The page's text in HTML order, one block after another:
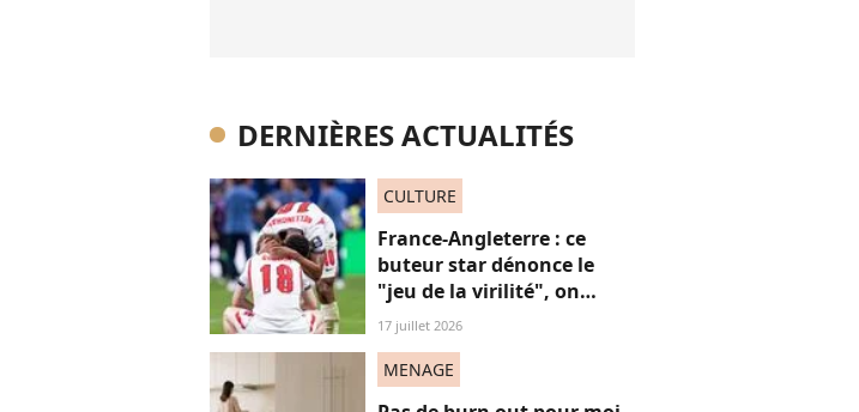
DERNIÈRES ACTUALITÉS
CULTURE
France-Angleterre : ce
buteur star dénonce le
"jeu de la virilité", on
décrypte ses mots pas très
17 juillet 2026
MENAGE